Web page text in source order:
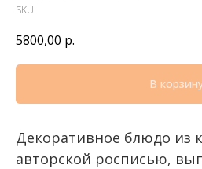
SKU:
5800,00 р.
В
Декоративное блюдо из
авторской росписью,